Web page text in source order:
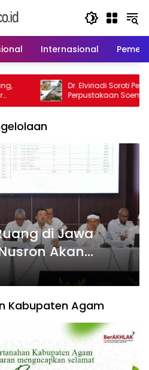
Internasional
Elviriadi Soroti Pengelolaan
Soeman HS: Jadikan
Budaya dan Kawah
di Jawa
Akan
HPL di
Kabupaten Agam